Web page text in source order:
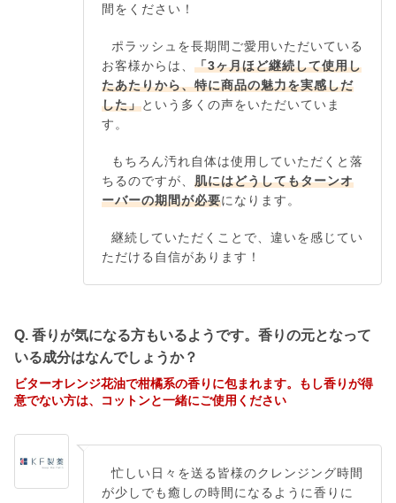
間をください！
ポラッシュを長期間ご愛用いただいている
お客様からは、 「3ヶ月ほど継続して使用し
たあたりから、特に商品の魅力を実感しだ
した」という多くの声をいただいていま
す。
もちろん汚れ自体は使用していただくと落
ちるのですが、 肌にはどうしてもターンオ
ーバーの期間が必要になります。
継続していただくことで、違いを感じてい
ただける自信があります！
Q. 香りが気になる方もいるようです。香りの元となって
いる成分はなんでしょうか？
ビターオレンジ花油で柑橘系の香りに包まれます。もし香りが得
意でない方は、コットンと一緒にご使用ください
忙しい日々を送る皆様のクレンジング時間
が少しでも癒しの時間になるように香りに